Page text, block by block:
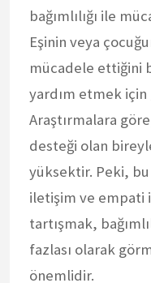
bağımlılığı ile
Eşinin veya
mücadele ettiğini
yardım etmek için
Araştırmalara
desteği olan
yüksektir. Peki, bu
iletişim ve empati
tartışmak,
fazlası olarak
önemlidir.